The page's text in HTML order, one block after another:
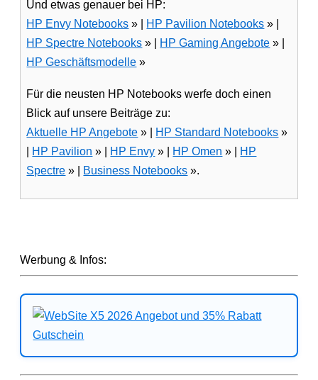
Und etwas genauer bei HP:
HP Envy Notebooks » | HP Pavilion Notebooks » |
HP Spectre Notebooks » | HP Gaming Angebote » |
HP Geschäftsmodelle »
Für die neusten HP Notebooks werfe doch einen
Blick auf unsere Beiträge zu:
Aktuelle HP Angebote » | HP Standard Notebooks »
HP Pavilion » | HP Envy » | HP Omen » | HP
Spectre » | Business Notebooks ».
Werbung & Infos: